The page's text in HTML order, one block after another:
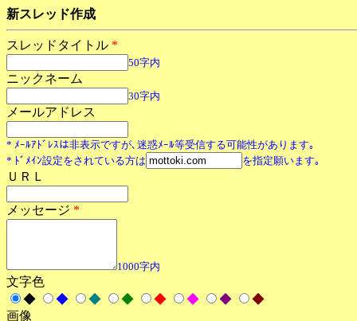
新スレッド作成
スレッドタイトル *
50字内
ニックネーム
30字内
メールアドレス
* ﾒｰﾙｱﾄﾞﾚｽは非表示ですが､迷惑ﾒｰﾙ等受信する可能性があります｡
* ﾄﾞﾒｲﾝ設定をされている方は
を指定願います｡
ＵＲＬ
メッセージ *
1000字内
文字色
◆
◆ ◆ ◆ ◆ ◆ ◆
◆
画像